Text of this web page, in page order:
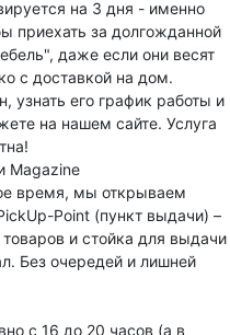
на 3 дня - именно
приехать за долгожданной
даже если они весят
с доставкой на дом.
узнать его график работы и
на нашем сайте. Услуга
Magazine
время, мы открываем
Point (пункт выдачи) –
и стойка для выдачи
Без очередей и лишней
с 16 до 20 часов (а в